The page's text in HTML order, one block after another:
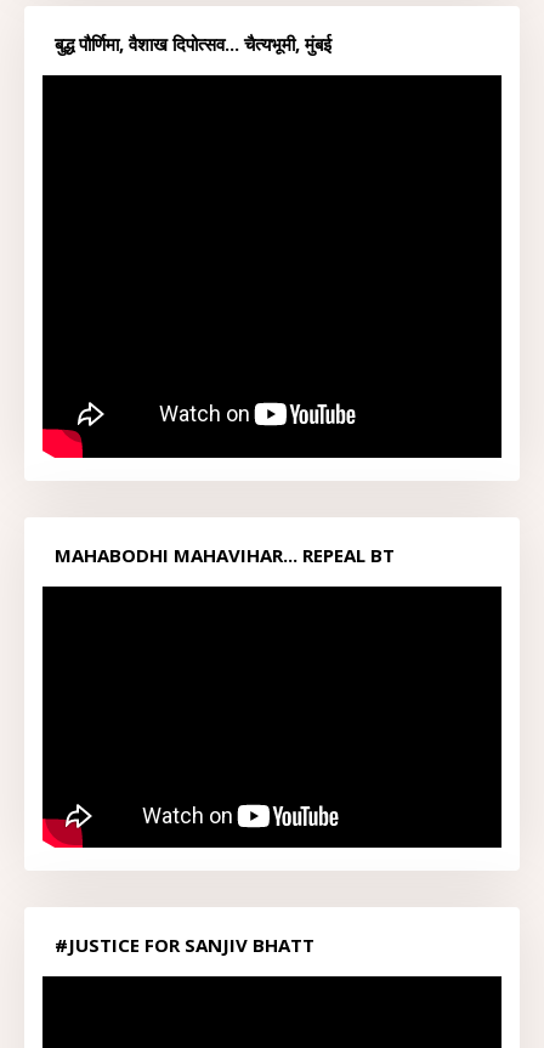
बुद्ध पौर्णिमा, वैशाख दिपोत्सव... चैत्यभूमी, मुंबई
MAHABODHI MAHAVIHAR... REPEAL BT
ACT1949...
#JUSTICE FOR SANJIV BHATT